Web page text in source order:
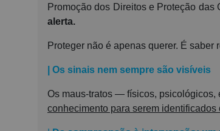
Promoção dos Direitos e Proteção das
alerta.
Proteger não é apenas querer. É saber
| Os sinais nem sempre são visíveis
Os maus-tratos — físicos, psicológicos,
conhecimento para serem